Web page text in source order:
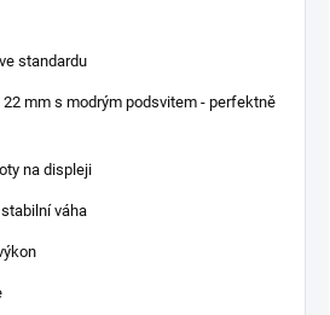
standardu
mm s modrým podsvitem - perfektně
na displeji
váha